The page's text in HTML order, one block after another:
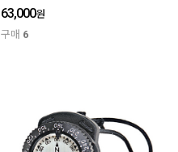
63,000원
구매 6